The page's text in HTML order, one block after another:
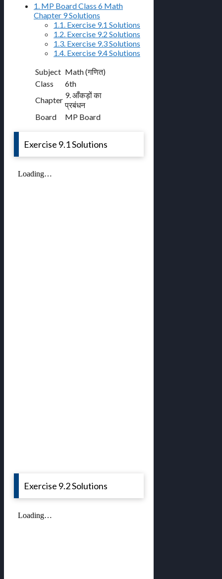
1. MP Board Class 6 Math
Chapter 9 Solutions
1.1. Exercise 9.1 Solutions
1.2. Exercise 9.2 Solutions
1.3. Exercise 9.3 Solutions
1.4. Exercise 9.4 Solutions
Subject Math (गणित)
Class
6th
Chapter
9. आँकड़ों का
प्रबंधन
Board
MP Board
Exercise 9.1 Solutions
Exercise 9.2 Solutions